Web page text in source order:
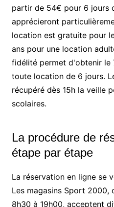
partir de 54€ pour 6 jours
apprécieront
location est gratuite pour
ans pour une location
fidélité permet d'obtenir le
toute location de 6 jours.
récupéré dès 15h la veille
scolaires.
La procédure de
étape par étape
La réservation en ligne se
Les magasins Sport 2000,
8h30 à 19h00, acceptent